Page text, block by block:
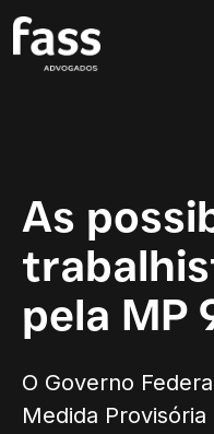
As
pela MP
O Governo
Medida